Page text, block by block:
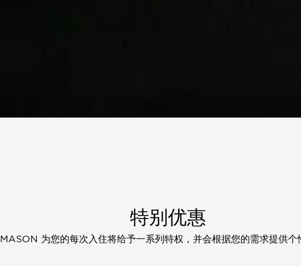
特别优惠
MASON 为您的每次入住将给予一系列特权，并会根据您的需求提供个